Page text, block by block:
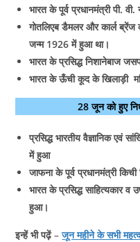
भारत के पूर्व प्रधानमंत्री पी.
गोतलिएब डैमलर और कार्ल
जन्‍म 1926 में हुआ था।
भारत के प्रसिद्ध निशानेबाज
भारत के ऊँची कूद के खिलाड़ी
28 जून को हुए
प्रसिद्ध भारतीय वैज्ञानिक एवं
में हुआ
जाफना के पूर्व प्रधानमंत्री
भारत के प्रसिद्ध साहित्यकार व
हुआ।
इन्हें भी पढ़ें– जून महीने के सभी